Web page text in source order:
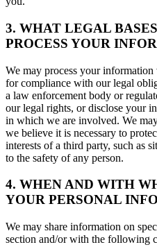
3. WHAT LEGAL
PROCESS YOUR
We may process your
for compliance with our legal
a law enforcement body or
our legal rights, or disclose your
in which we are involved. We
we believe it is necessary to
interests of a third party, such as
to the safety of any person.
4. WHEN AND WITH
YOUR PERSONAL
We may share information on
section and/or with the following